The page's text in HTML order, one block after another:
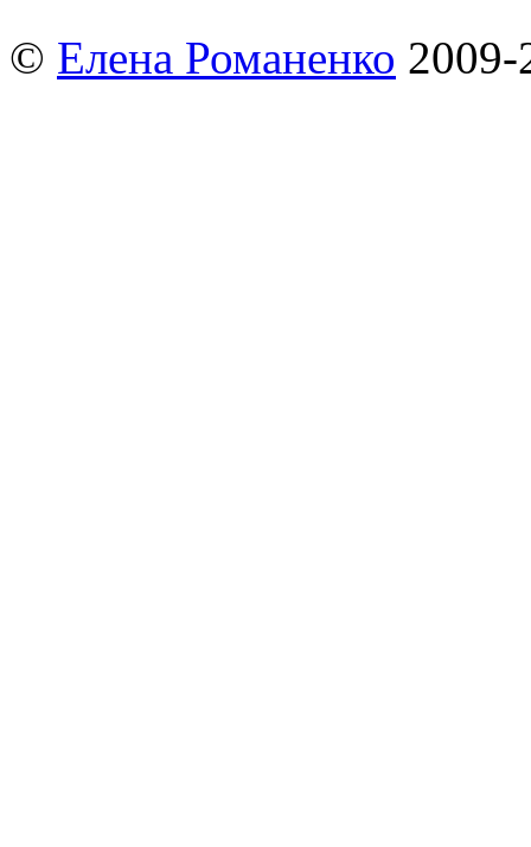
© Елена Романенко 2009-